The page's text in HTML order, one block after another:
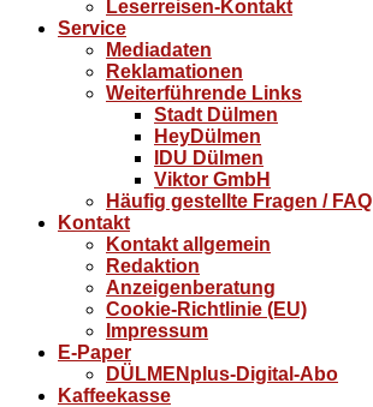
Leserreisen-Kontakt
Service
Mediadaten
Reklamationen
Weiterführende Links
Stadt Dülmen
HeyDülmen
IDU Dülmen
Viktor GmbH
Häufig gestellte Fragen / FAQ
Kontakt
Kontakt allgemein
Redaktion
Anzeigenberatung
Cookie-Richtlinie (EU)
Impressum
E-Paper
DÜLMENplus-Digital-Abo
Kaffeekasse